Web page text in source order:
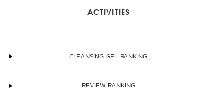
ACTIVITIES
CLEANSING GEL RANKING
REVIEW RANKING